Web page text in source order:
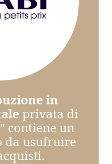
in
privata di
contiene un
da usufruire